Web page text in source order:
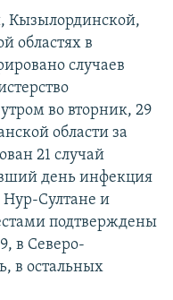
Кызылординской,
областях в
случаев
во вторник, 29
области за
21 случай
день инфекция
Нур-Султане и
подтверждены
в Северо-
в остальных